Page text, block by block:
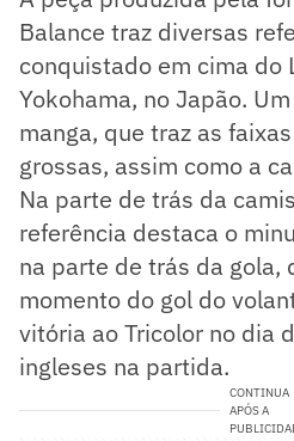
Balance traz diversas
conquistado em cima do
Yokohama, no Japão.
manga, que traz as
grossas, assim como a
Na parte de trás da
referência destaca o
na parte de trás da gola,
momento do gol do
vitória ao Tricolor no dia
ingleses na partida.
CONTINUA
APÓS A